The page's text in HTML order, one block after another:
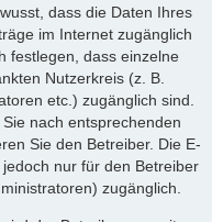
dass die Daten Ihres
im Internet zugänglich
festlegen, dass einzelne
Nutzerkreis (z. B.
etc.) zugänglich sind.
nach entsprechenden
Sie den Betreiber. Die E-
nur für den Betreiber
zugänglich.